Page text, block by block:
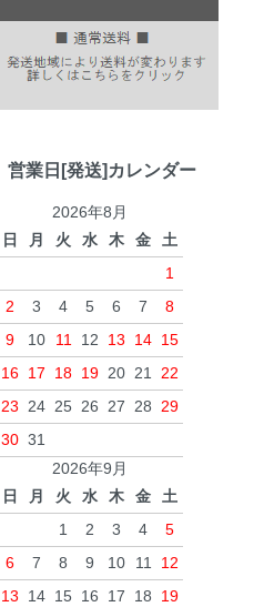
営業日[発送]カレンダー
2026年8月
日
月 火 水 木 金
土
1
2
3 4 5 6 7
8
9
10 11 12 13 14 15
16 17 18 19 20 21 22
23 24 25 26 27 28 29
30 31
2026年9月
日
月 火 水 木 金
土
1
2 3 4
5
6
7 8 9 10 11
12
13
14 15 16 17 18
19